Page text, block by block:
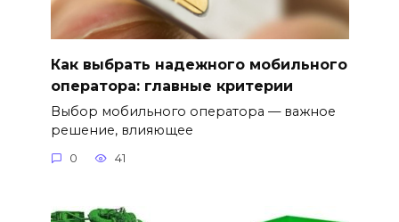
Как выбрать надежного мобильного
оператора: главные критерии
Выбор мобильного оператора — важное
решение, влияющее
0 41